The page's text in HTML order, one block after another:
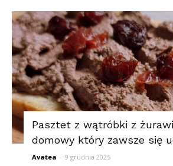
Pasztet z wątróbki z
domowy który zawsze się
Avatea - 9 grudnia 2025